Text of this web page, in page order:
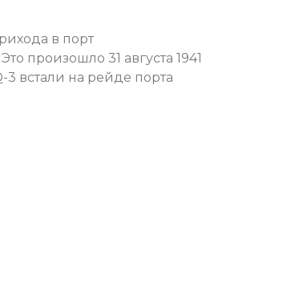
в порт
произошло 31 августа 1941
встали на рейде порта